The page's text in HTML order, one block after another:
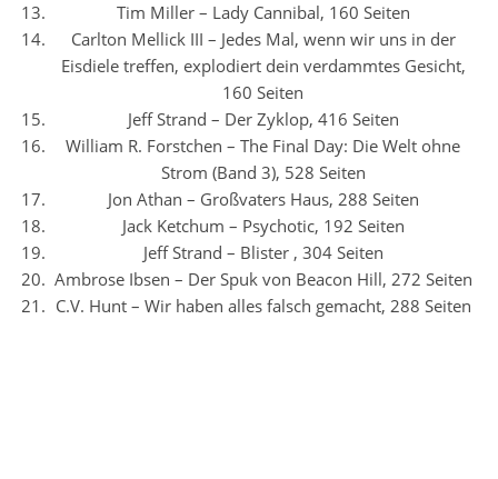
Tim Miller – Lady Cannibal, 160 Seiten
Carlton Mellick III – Jedes Mal, wenn wir uns in der
Eisdiele treffen, explodiert dein verdammtes Gesicht,
160 Seiten
Jeff Strand – Der Zyklop, 416 Seiten
William R. Forstchen – The Final Day: Die Welt ohne
Strom (Band 3), 528 Seiten
Jon Athan – Großvaters Haus, 288 Seiten
Jack Ketchum – Psychotic, 192 Seiten
Jeff Strand – Blister , 304 Seiten
Ambrose Ibsen – Der Spuk von Beacon Hill, 272 Seiten
C.V. Hunt – Wir haben alles falsch gemacht, 288 Seiten